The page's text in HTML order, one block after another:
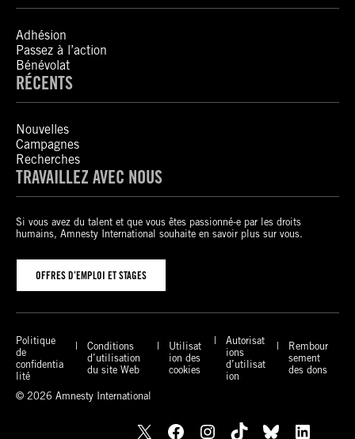
Adhésion
Passez à l’action
Bénévolat
RÉCENTS
Nouvelles
Campagnes
Recherches
TRAVAILLEZ AVEC NOUS
Si vous avez du talent et que vous êtes passionné-e par les droits
humains, Amnesty International souhaite en savoir plus sur vous.
OFFRES D’EMPLOI ET STAGES
Politique
de
confidentia
lité
Conditions
d’utilisation
du site Web
Utilisat
ion des
cookies
Autorisat
ions
d’utilisat
ion
Rembour
sement
des dons
© 2026 Amnesty International
X Facebook Instagram TikTok Bluesky LinkedIn